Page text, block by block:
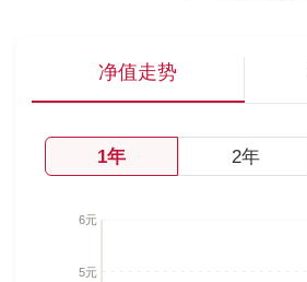
净值走势
1年 2年